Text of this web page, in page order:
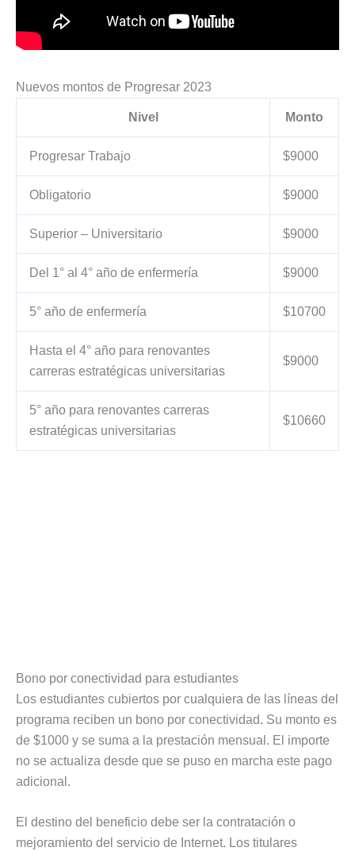
Nuevos montos de Progresar 2023
Nivel Monto
Progresar Trabajo $9000
Obligatorio $9000
Superior – Universitario $9000
Del 1° al 4° año de enfermería $9000
5° año de enfermería $10700
Hasta el 4° año para renovantes
carreras estratégicas universitarias
$9000
5° año para renovantes carreras
estratégicas universitarias
$10660
Bono por conectividad para estudiantes
Los estudiantes cubiertos por cualquiera de las líneas del
programa reciben un bono por conectividad. Su monto es
de $1000 y se suma a la prestación mensual. El importe
no se actualiza desde que se puso en marcha este pago
adicional.
El destino del beneficio debe ser la contratación o
mejoramiento del servicio de Internet. Los titulares